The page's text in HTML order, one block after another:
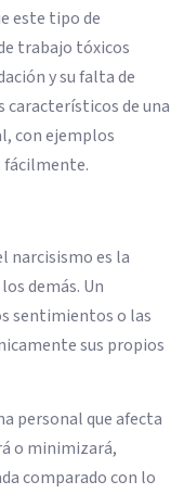
este tipo de
trabajo tóxicos
y su falta de
característicos de una
con ejemplos
fácilmente.
narcisismo es la
demás. Un
sentimientos o las
sus propios
personal que afecta
o minimizará,
comparado con lo